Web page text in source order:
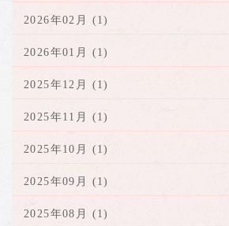
2026年02月 (1)
2026年01月 (1)
2025年12月 (1)
2025年11月 (1)
2025年10月 (1)
2025年09月 (1)
2025年08月 (1)